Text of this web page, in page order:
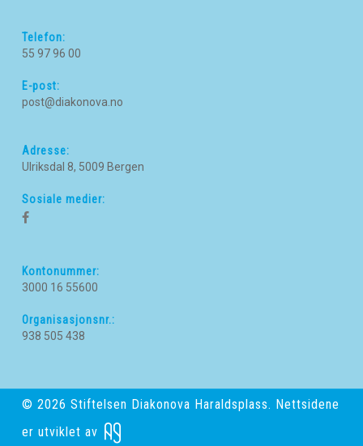
Telefon:
55 97 96 00
E-post:
post@diakonova.no
Adresse:
Ulriksdal 8, 5009 Bergen
Sosiale medier:
Kontonummer:
3000 16 55600
Organisasjonsnr.:
938 505 438
© 2026 Stiftelsen Diakonova Haraldsplass. Nettsidene
er utviklet av